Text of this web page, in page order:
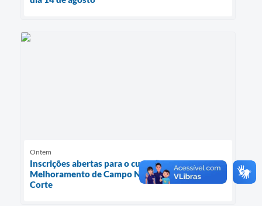
Ontem
Inscrições abertas para o curso “Manejo e
Melhoramento de Campo Nativo para Bovino de
Corte